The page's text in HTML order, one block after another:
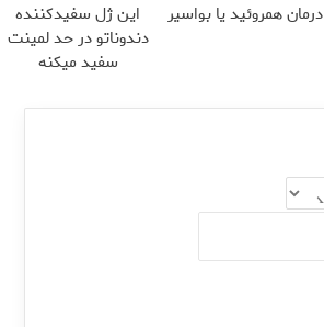
درمان همروئید یا بواسیر
این ژل سفیدکننده
دندوناتو در حد لمینت
سفید میکنه